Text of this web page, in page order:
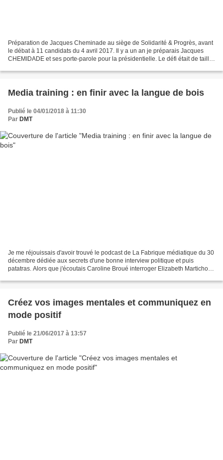
Préparation de Jacques Cheminade au siège de Solidarité & Progrès, avant
le débat à 11 candidats du 4 avril 2017. Il y a un an je préparais Jacques
CHEMIDADE et ses porte-parole pour la présidentielle. Le défi était de taille.
Media training : en finir avec la langue de bois
Publié le 04/01/2018 à 11:30
Par DMT
Je me réjouissais d'avoir trouvé le podcast de La Fabrique médiatique du 30
décembre dédiée aux secrets d'une bonne interview politique et puis
patatras. Alors que j'écoutais Caroline Broué interroger Elizabeth Martichoux
Créez vos images mentales et communiquez en
mode positif
Publié le 21/06/2017 à 13:57
Par DMT